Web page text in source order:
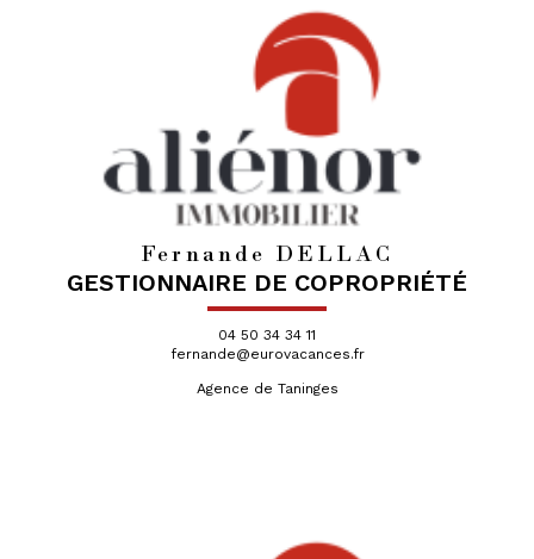
Fernande DELLAC
GESTIONNAIRE DE COPROPRIÉTÉ
04 50 34 34 11
fernande@eurovacances.fr
Agence de Taninges